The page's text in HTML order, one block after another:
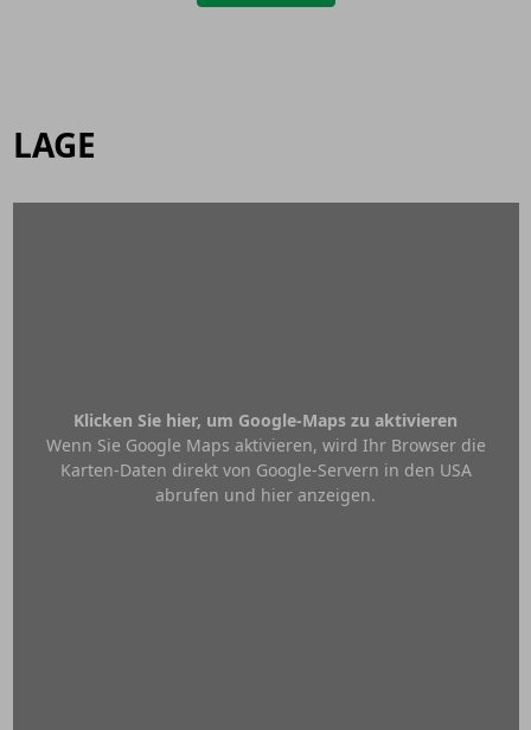
LAGE
Klicken Sie hier, um Google-Maps zu aktivieren
Wenn Sie Google Maps aktivieren, wird Ihr Browser die
Karten-Daten direkt von Google-Servern in den USA
abrufen und hier anzeigen.